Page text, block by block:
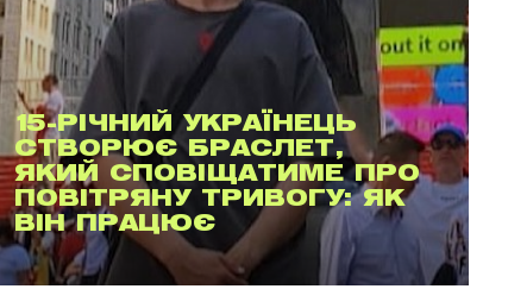
15-РІЧНИЙ УКРАЇНЕЦЬ
СТВОРЮЄ БРАСЛЕТ,
ЯКИЙ СПОВІЩАТИМЕ ПРО
ПОВІТРЯНУ ТРИВОГУ: ЯК
ВІН ПРАЦЮЄ